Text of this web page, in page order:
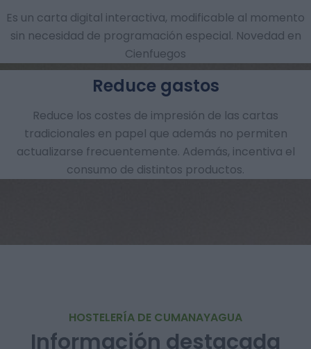
Es un carta digital interactiva, modificable al momento
sin necesidad de programación especial. Novedad en
Cienfuegos
Reduce los costes de impresión de las cartas
tradicionales en papel que además no permiten
actualizarse frecuentemente. Además, incentiva el
consumo de distintos productos.
Reduce gastos
HOSTELERÍA DE CUMANAYAGUA
Información destacada